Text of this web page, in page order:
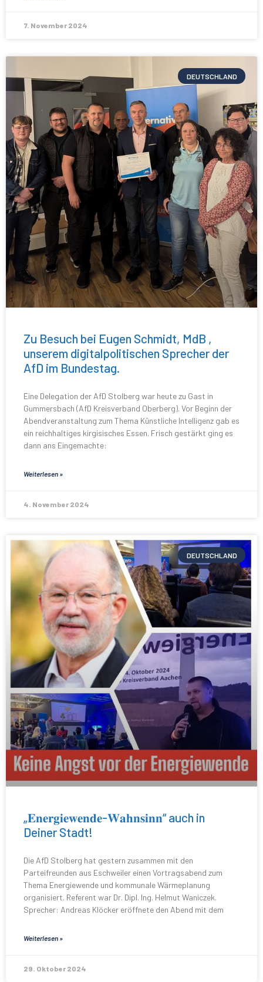
7. November 2024
DEUTSCHLAND
Zu Besuch bei Eugen Schmidt, MdB ,
unserem digitalpolitischen Sprecher der
AfD im Bundestag.
Eine Delegation der AfD Stolberg war heute zu Gast in
Gummersbach (AfD Kreisverband Oberberg). Vor Beginn der
Abendveranstaltung zum Thema Künstliche Intelligenz gab es
ein reichhaltiges kirgisisches Essen. Frisch gestärkt ging es
dann ans Eingemachte:
Weiterlesen »
4. November 2024
DEUTSCHLAND
„𝐄𝐧𝐞𝐫𝐠𝐢𝐞𝐰𝐞𝐧𝐝𝐞-𝐖𝐚𝐡𝐧𝐬𝐢𝐧𝐧“ auch in
Deiner Stadt!
Die AfD Stolberg hat gestern zusammen mit den
Parteifreunden aus Eschweiler einen Vortragsabend zum
Thema Energiewende und kommunale Wärmeplanung
organisiert. Referent war Dr. Dipl. Ing. Helmut Waniczek.
Sprecher: Andreas Klöcker eröffnete den Abend mit dem
Weiterlesen »
29. Oktober 2024